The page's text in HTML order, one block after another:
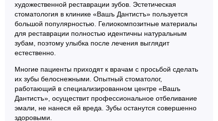
художественной реставрации зубов. Эстетическая
стоматология в клинике «Вашъ Дантистъ» пользуется
большой популярностью. Гелиокомпозитные материалы
для реставрации полностью идентичны натуральным
зубам, поэтому улыбка после лечения выглядит
естественно.
Многие пациенты приходят к врачам с просьбой сделать
их зубы белоснежными. Опытный стоматолог,
работающий в специализированном центре «Вашъ
Дантистъ», осуществит профессиональное отбеливание
эмали, не нанеся ей вреда. Зубы останутся совершенно
здоровыми.